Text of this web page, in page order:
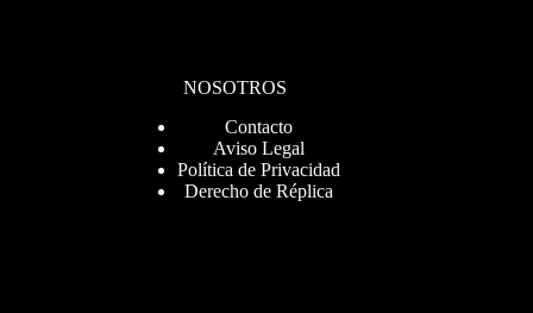
NOSOTROS
Contacto
Aviso Legal
Política de Privacidad
Derecho de Réplica